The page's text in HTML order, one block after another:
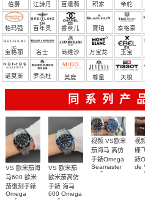
伯爵 江詩丹
頓
百達翡
麗
积家 帝舵
帕玛强
尼
百年灵 香奈儿 寶珀 泰格豪
雅
宝格丽 名士 尚维沙 万宝龙 玉宝
诺莫斯
罗杰杜 美度 尊皇 天梭
同系列产
VS 欧米茄海
马600 歐米
茄復刻手錶
Omega
replica
VS 欧米茄
歐米茄高仿
手錶 海马
600 Omega
replica
视频 VS欧米
茄海马 高仿
手錶Omega
Seamaster
replica
视
碟
錶
de